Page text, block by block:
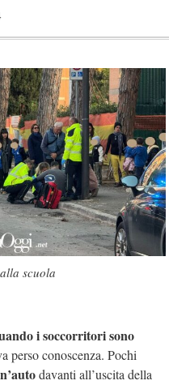
scuola
i soccorritori sono
perso conoscenza. Pochi
davanti all’uscita della